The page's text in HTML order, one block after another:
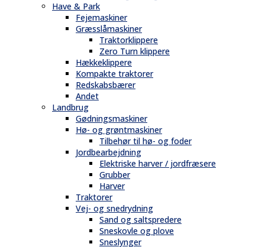
Have & Park
Fejemaskiner
Græsslåmaskiner
Traktorklippere
Zero Turn klippere
Hækkeklippere
Kompakte traktorer
Redskabsbærer
Andet
Landbrug
Gødningsmaskiner
Hø- og grøntmaskiner
Tilbehør til hø- og foder
Jordbearbejdning
Elektriske harver / jordfræsere
Grubber
Harver
Traktorer
Vej- og snedrydning
Sand og saltspredere
Sneskovle og plove
Sneslynger